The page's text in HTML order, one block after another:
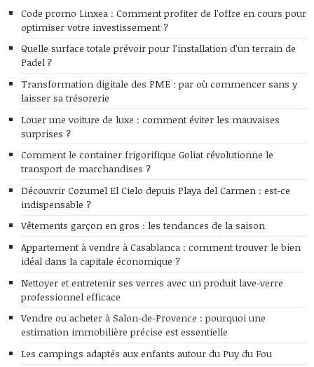
Code promo Linxea : Comment profiter de l’offre en cours pour
optimiser votre investissement ?
Quelle surface totale prévoir pour l’installation d’un terrain de
Padel ?
Transformation digitale des PME : par où commencer sans y
laisser sa trésorerie
Louer une voiture de luxe : comment éviter les mauvaises
surprises ?
Comment le container frigorifique Goliat révolutionne le
transport de marchandises ?
Découvrir Cozumel El Cielo depuis Playa del Carmen : est-ce
indispensable ?
Vêtements garçon en gros : les tendances de la saison
Appartement à vendre à Casablanca : comment trouver le bien
idéal dans la capitale économique ?
Nettoyer et entretenir ses verres avec un produit lave-verre
professionnel efficace
Vendre ou acheter à Salon-de-Provence : pourquoi une
estimation immobilière précise est essentielle
Les campings adaptés aux enfants autour du Puy du Fou